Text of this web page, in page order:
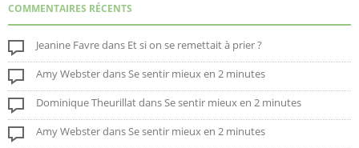
COMMENTAIRES RÉCENTS
Jeanine Favredans Et si on se remettait à prier ?
Amy WebsterdansSe sentir mieux en 2 minutes
Dominique TheurillatdansSe sentir mieux en 2 minutes
Amy WebsterdansSe sentir mieux en 2 minutes